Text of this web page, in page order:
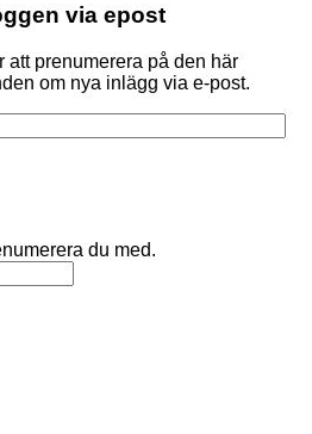
via epost
att prenumerera på den här
om nya inlägg via e-post.
du med.